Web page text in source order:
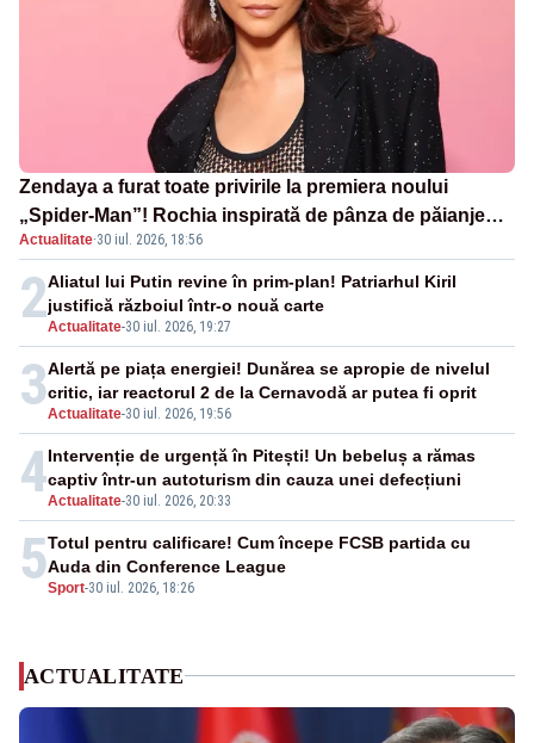
Zendaya a furat toate privirile la premiera noului
„Spider-Man”! Rochia inspirată de pânza de păianjen a
făcut senzație
Actualitate·30 iul. 2026, 18:56
2Actualitate-30 iul. 2026, 19:27
Aliatul lui Putin revine în prim-plan! Patriarhul Kiril
justifică războiul într-o nouă carte
3Actualitate-30 iul. 2026, 19:56
Alertă pe piața energiei! Dunărea se apropie de nivelul
critic, iar reactorul 2 de la Cernavodă ar putea fi oprit
4Actualitate-30 iul. 2026, 20:33
Intervenție de urgență în Pitești! Un bebeluș a rămas
captiv într-un autoturism din cauza unei defecțiuni
5Sport-30 iul. 2026, 18:26
Totul pentru calificare! Cum începe FCSB partida cu
Auda din Conference League
ACTUALITATE